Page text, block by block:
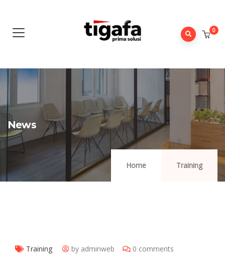
0
News
Home Training
Training by adminweb 0 comments